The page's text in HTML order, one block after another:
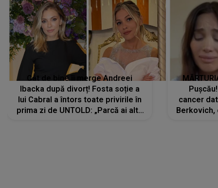
Cât de bine îi merge Andreei
Ibacka după divorț! Fosta soție a
lui Cabral a întors toate privirile în
prima zi de UNTOLD: „Parcă ai altă
cancer